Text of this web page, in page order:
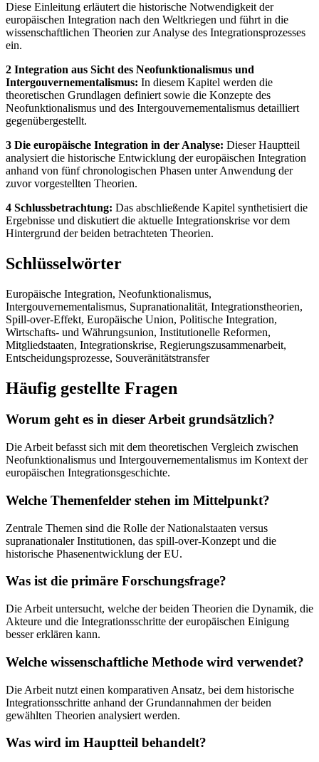
Diese Einleitung erläutert die historische Notwendigkeit der
europäischen Integration nach den Weltkriegen und führt in die
wissenschaftlichen Theorien zur Analyse des Integrationsprozesses
ein.
2 Integration aus Sicht des Neofunktionalismus und
Intergouvernementalismus: In diesem Kapitel werden die
theoretischen Grundlagen definiert sowie die Konzepte des
Neofunktionalismus und des Intergouvernementalismus detailliert
gegenübergestellt.
3 Die europäische Integration in der Analyse: Dieser Hauptteil
analysiert die historische Entwicklung der europäischen Integration
anhand von fünf chronologischen Phasen unter Anwendung der
zuvor vorgestellten Theorien.
4 Schlussbetrachtung: Das abschließende Kapitel synthetisiert die
Ergebnisse und diskutiert die aktuelle Integrationskrise vor dem
Hintergrund der beiden betrachteten Theorien.
Schlüsselwörter
Europäische Integration, Neofunktionalismus,
Intergouvernementalismus, Supranationalität, Integrationstheorien,
Spill-over-Effekt, Europäische Union, Politische Integration,
Wirtschafts- und Währungsunion, Institutionelle Reformen,
Mitgliedstaaten, Integrationskrise, Regierungszusammenarbeit,
Entscheidungsprozesse, Souveränitätstransfer
Häufig gestellte Fragen
Worum geht es in dieser Arbeit grundsätzlich?
Die Arbeit befasst sich mit dem theoretischen Vergleich zwischen
Neofunktionalismus und Intergouvernementalismus im Kontext der
europäischen Integrationsgeschichte.
Welche Themenfelder stehen im Mittelpunkt?
Zentrale Themen sind die Rolle der Nationalstaaten versus
supranationaler Institutionen, das spill-over-Konzept und die
historische Phasenentwicklung der EU.
Was ist die primäre Forschungsfrage?
Die Arbeit untersucht, welche der beiden Theorien die Dynamik, die
Akteure und die Integrationsschritte der europäischen Einigung
besser erklären kann.
Welche wissenschaftliche Methode wird verwendet?
Die Arbeit nutzt einen komparativen Ansatz, bei dem historische
Integrationsschritte anhand der Grundannahmen der beiden
gewählten Theorien analysiert werden.
Was wird im Hauptteil behandelt?